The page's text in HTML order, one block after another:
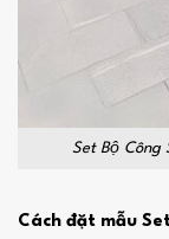
Set Bộ Công
Cách đặt mẫu